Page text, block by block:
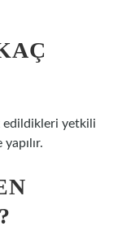
edildikleri yetkili